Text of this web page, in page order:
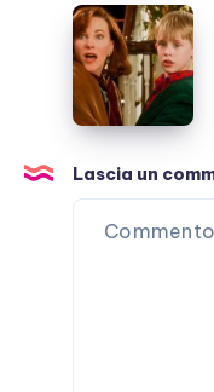
sugo-
gate
Film
di
Natale
da
vedere
assolutamente
Lascia un